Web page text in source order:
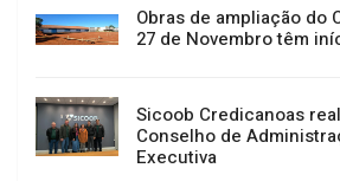
Obras de ampliação do
27 de Novembro têm
Sicoob Credicanoas
Conselho de
Executiva